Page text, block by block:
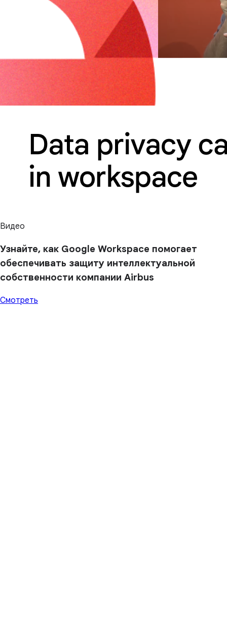
Видео
Узнайте, как Google Workspace помогает
обеспечивать защиту интеллектуальной
собственности компании Airbus
Смотреть